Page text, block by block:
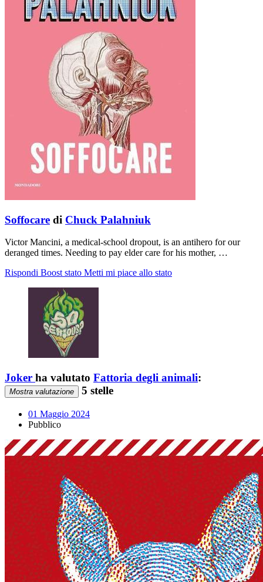
Soffocare di Chuck Palahniuk
Victor Mancini, a medical-school dropout, is an antihero for our
deranged times. Needing to pay elder care for his mother, …
Rispondi Boost stato Metti mi piace allo stato
Joker ha valutato Fattoria degli animali:
Mostra valutazione 5 stelle
01 Maggio 2024
Pubblico